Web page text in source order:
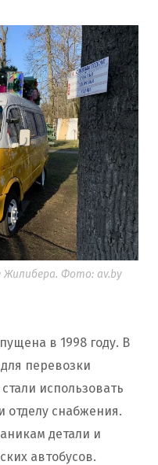
Жилибера. Фото: av.by
в 1998 году. В
перевозки
использовать
отделу снабжения.
детали и
автобусов.